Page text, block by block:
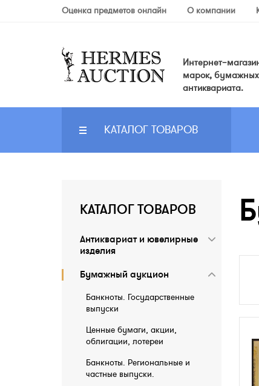
Оценка предметов онлайн О компании
марок,
антиквариата.
КАТАЛОГ ТОВАРОВ
КАТАЛОГ ТОВАРОВ
Антиквариат и ювелирные
изделия
Бумажный аукцион
Банкноты. Государственные
выпуски
Ценные бумаги, акции,
облигации, лотереи
Банкноты. Региональные и
частные выпуски.